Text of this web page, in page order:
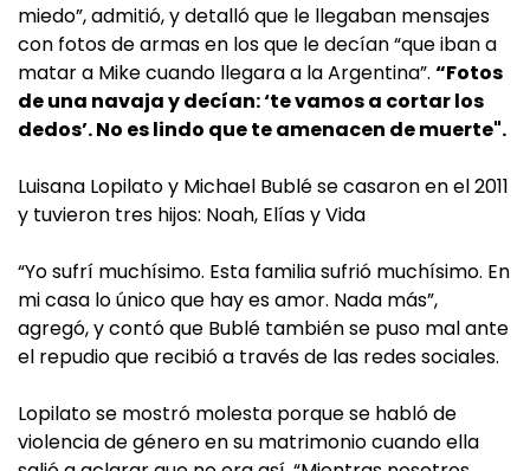
miedo”, admitió, y detalló que le llegaban mensajes
con fotos de armas en los que le decían “que iban a
matar a Mike cuando llegara a la Argentina”. “Fotos
de una navaja y decían: ‘te vamos a cortar los
dedos’. No es lindo que te amenacen de muerte".
Luisana Lopilato y Michael Bublé se casaron en el 2011
y tuvieron tres hijos: Noah, Elías y Vida
“Yo sufrí muchísimo. Esta familia sufrió muchísimo. En
mi casa lo único que hay es amor. Nada más”,
agregó, y contó que Bublé también se puso mal ante
el repudio que recibió a través de las redes sociales.
Lopilato se mostró molesta porque se habló de
violencia de género en su matrimonio cuando ella